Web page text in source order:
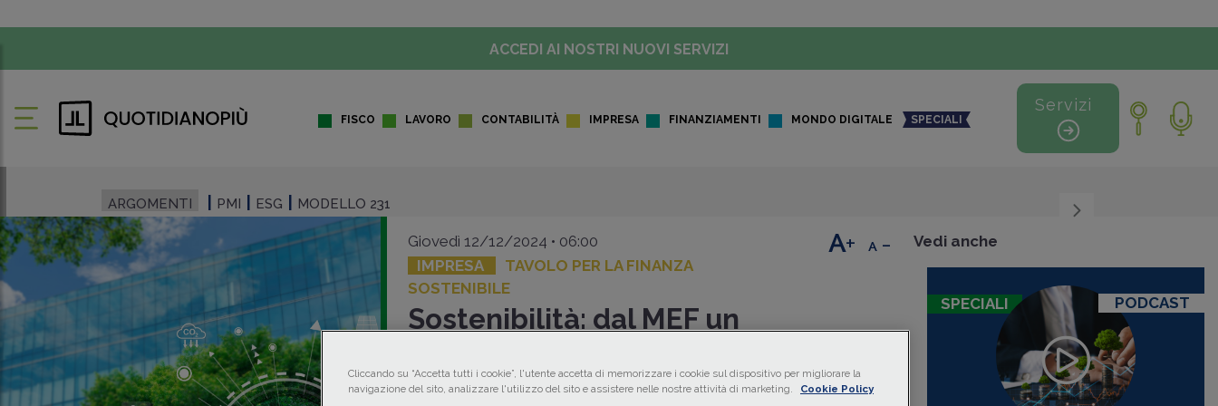
ACCEDI AI NOSTRI NUOVI SERVIZI
FISCO LAVORO CONTABILITÀ IMPRESA FINANZIAMENTI MONDO DIGITALE SPECIALI
Servizi
ARGOMENTI PMI ESG MODELLO 231
Giovedì 12/12/2024 • 06:00
IMPRESA
TAVOLO PER LA FINANZA
SOSTENIBILE
Sostenibilità: dal MEF un
Banche
+ - Vedi anche
SPECIALI PODCAST
Cliccando su “Accetta tutti i cookie”, l'utente accetta di memorizzare i cookie sul dispositivo per migliorare la
navigazione del sito, analizzare l'utilizzo del sito e assistere nelle nostre attività di marketing.
Cookie Policy